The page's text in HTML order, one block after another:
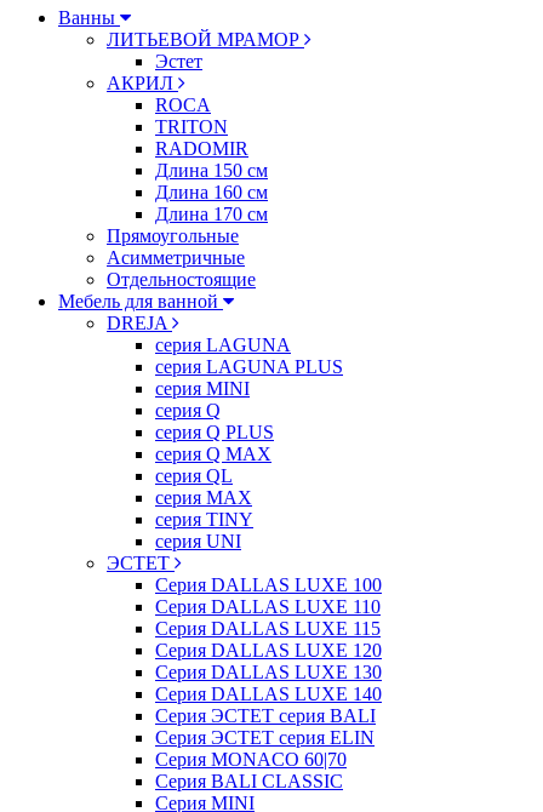
Ванны
ЛИТЬЕВОЙ МРАМОР
Эстет
АКРИЛ
ROCA
TRITON
RADOMIR
Длина 150 см
Длина 160 см
Длина 170 см
Прямоугольные
Асимметричные
Отдельностоящие
Мебель для ванной
DREJA
серия LAGUNA
серия LAGUNA PLUS
серия MINI
серия Q
серия Q PLUS
серия Q MAX
серия QL
серия MAX
серия TINY
серия UNI
ЭСТЕТ
Серия DALLAS LUXE 100
Серия DALLAS LUXE 110
Серия DALLAS LUXE 115
Серия DALLAS LUXE 120
Серия DALLAS LUXE 130
Серия DALLAS LUXE 140
Серия ЭСТЕТ серия BALI
Серия ЭСТЕТ серия ELIN
Серия MONACO 60|70
Серия BALI CLASSIC
Серия MINI